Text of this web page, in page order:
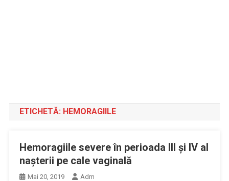
ETICHETĂ: HEMORAGIILE
Hemoragiile severe în perioada III şi IV al
naşterii pe cale vaginală
Mai 20, 2019 Adm